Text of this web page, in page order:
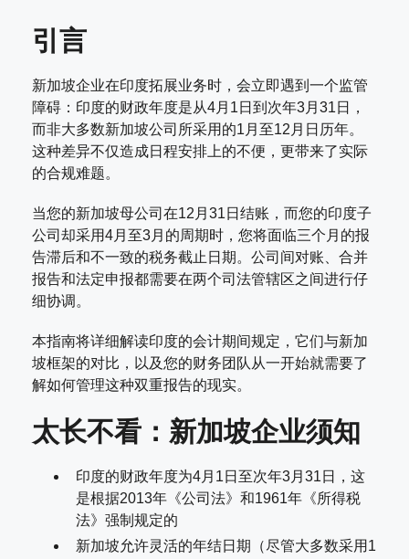
引言
新加坡企业在印度拓展业务时，会立即遇到一个监管
障碍：印度的财政年度是从4月1日到次年3月31日，
而非大多数新加坡公司所采用的1月至12月日历年。
这种差异不仅造成日程安排上的不便，更带来了实际
的合规难题。
当您的新加坡母公司在12月31日结账，而您的印度子
公司却采用4月至3月的周期时，您将面临三个月的报
告滞后和不一致的税务截止日期。公司间对账、合并
报告和法定申报都需要在两个司法管辖区之间进行仔
细协调。
本指南将详细解读印度的会计期间规定，它们与新加
坡框架的对比，以及您的财务团队从一开始就需要了
解如何管理这种双重报告的现实。
太长不看：新加坡企业须知
印度的财政年度为4月1日至次年3月31日，这
是根据2013年《公司法》和1961年《所得税
法》强制规定的
新加坡允许灵活的年结日期（尽管大多数采用1